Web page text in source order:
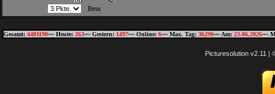
Gesamt: 4401190~~ Heute: 263~~ Gestern: 1497~~ Online: 6~~ Max. Tag: 36290~~ Am: 23.06.2026~~
Picturesolution v2.11 |